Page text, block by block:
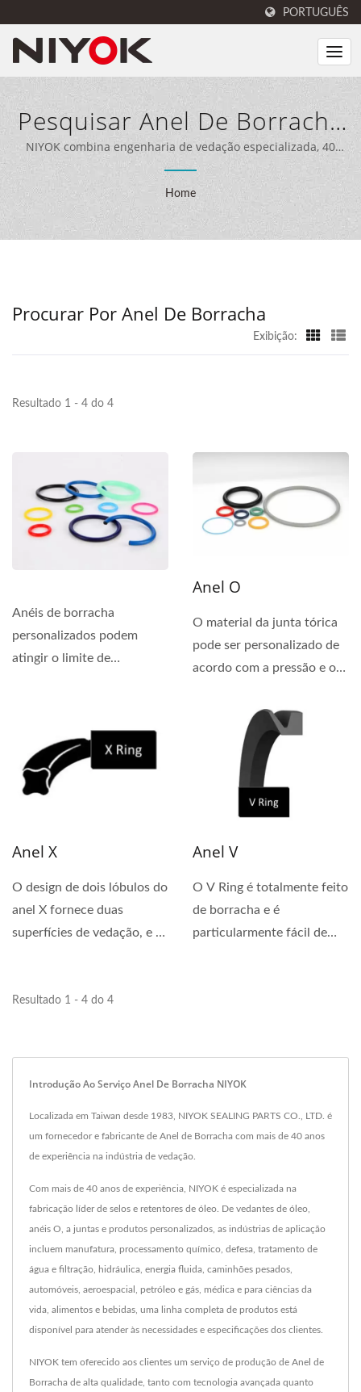
PORTUGUÊS
Pesquisar Anel De Borracha
| Fabricante De Produtos De
Vedação E Borracha | NIYOK
SEALING PARTS CO., LTD.
NIYOK combina engenharia de vedação especializada, 40
anos de experiência em fabricação e equipamentos de
produção avançados para oferecer soluções de vedação
abrangentes para clientes em todo o mundo.
Home
Procurar Por Anel De Borracha
Exibição:
Resultado 1 - 4 do 4
Anéis de borracha
personalizados podem
atingir o limite de
Anel O
O material da junta tórica
pode ser personalizado de
acordo com a pressão e o
Anel X
O design de dois lóbulos do
anel X fornece duas
superfícies de vedação, e o
Anel V
O V Ring é totalmente feito
de borracha e é
particularmente fácil de
Resultado 1 - 4 do 4
Introdução Ao Serviço Anel De Borracha NIYOK
Localizada em Taiwan desde 1983, NIYOK SEALING PARTS CO., LTD. é
um fornecedor e fabricante de Anel de Borracha com mais de 40 anos
de experiência na indústria de vedação.
Com mais de 40 anos de experiência, NIYOK é especializada na
fabricação líder de selos e retentores de óleo. De vedantes de óleo,
anéis O, a juntas e produtos personalizados, as indústrias de aplicação
incluem manufatura, processamento químico, defesa, tratamento de
água e filtração, hidráulica, energia fluida, caminhões pesados,
automóveis, aeroespacial, petróleo e gás, médica e para ciências da
vida, alimentos e bebidas, uma linha completa de produtos está
disponível para atender às necessidades e especificações dos clientes.
NIYOK tem oferecido aos clientes um serviço de produção de Anel de
Borracha de alta qualidade, tanto com tecnologia avançada quanto